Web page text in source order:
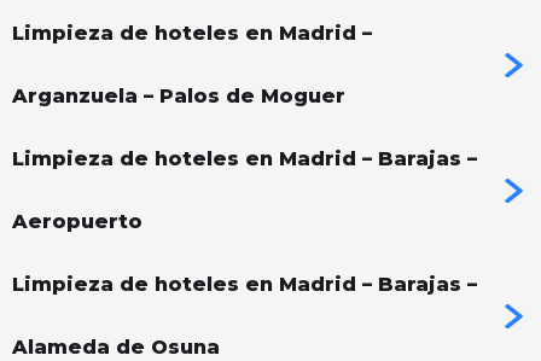
Limpieza de hoteles en Madrid –
Arganzuela – Palos de Moguer
Limpieza de hoteles en Madrid – Barajas –
Aeropuerto
Limpieza de hoteles en Madrid – Barajas –
Alameda de Osuna